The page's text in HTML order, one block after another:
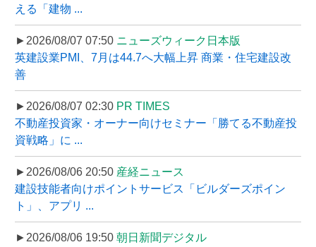
える「建物 ...
►2026/08/07 07:50 ニューズウィーク日本版
英建設業PMI、7月は44.7へ大幅上昇 商業・住宅建設改
善
►2026/08/07 02:30 PR TIMES
不動産投資家・オーナー向けセミナー「勝てる不動産投
資戦略」に ...
►2026/08/06 20:50 産経ニュース
建設技能者向けポイントサービス「ビルダーズポイン
ト」、アプリ ...
►2026/08/06 19:50 朝日新聞デジタル